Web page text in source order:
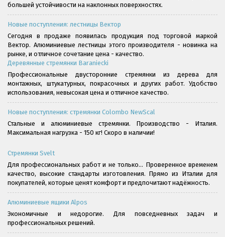
большей устойчивости на наклонных поверхностях.
Новые поступления: лестницы Вектор
Сегодня в продаже появилась продукция под торговой маркой
Вектор. Алюминиевые лестницы этого производителя - новинка на
рынке, и отличное сочетание цена - качество.
Деревянные стремянки Baraniecki
Профессиональные двусторонние стремянки из дерева для
монтажных, штукатурных, покрасочных и других работ. Удобство
использования, невысокая цена и отличное качество.
Новые поступления: стремянки Colombo NewScal
Стальные и алюминиевые стремянки. Производство - Италия.
Максимальная нагрузка - 150 кг! Скоро в наличии!
Стремянки Svelt
Для профессиональных работ и не только... Проверенное временем
качество, высокие стандарты изготовления. Прямо из Италии для
покупателей, которые ценят комфорт и предпочитают надёжность.
Алюминиевые ящики Alpos
Экономичные и недорогие. Для повседневных задач и
профессиональных решений.